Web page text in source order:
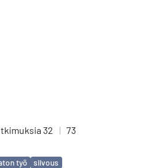
32 | 73
työ siivous